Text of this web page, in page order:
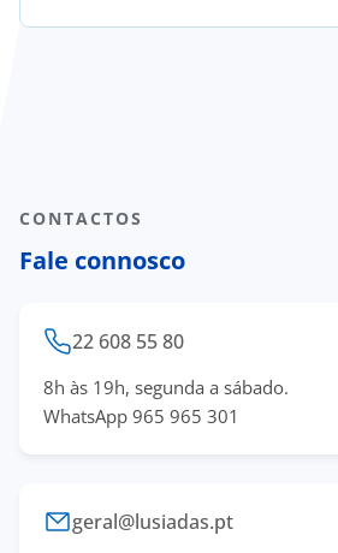
Sport
a nós
CONTACTOS
Fale connosco
22 608 55 80
8h às 19h, segunda a sábado.
WhatsApp 965 965 301
geral@lusiadas.pt